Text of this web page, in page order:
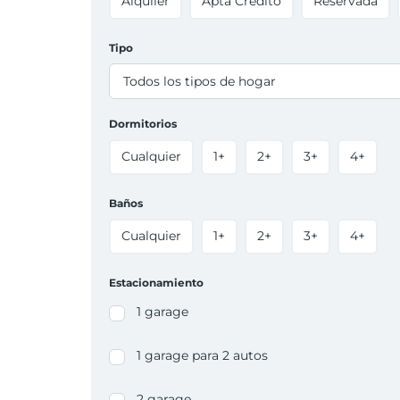
Tipo
Todos los tipos de hogar
Dormitorios
Cualquier 1+ 2+ 3+ 4+
Baños
Cualquier 1+ 2+ 3+ 4+
Estacionamiento
1 garage
1 garage para 2 autos